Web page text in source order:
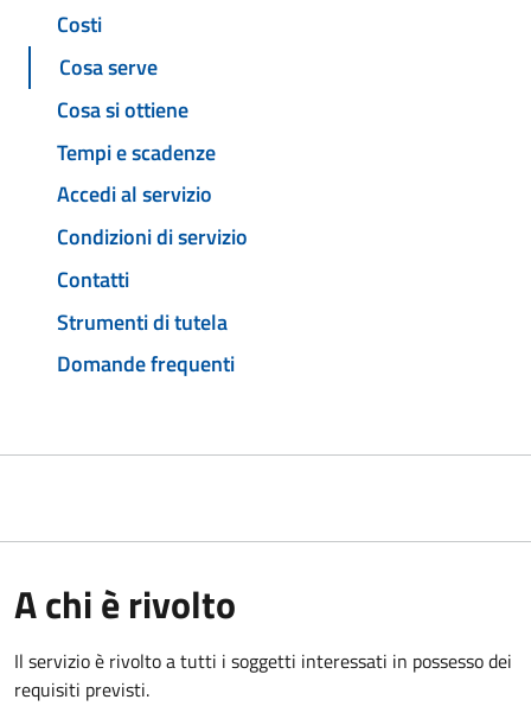
Costi
Cosa serve
Cosa si ottiene
Tempi e scadenze
Accedi al servizio
Condizioni di servizio
Contatti
Strumenti di tutela
Domande frequenti
A chi è rivolto
Il servizio è rivolto a tutti i soggetti interessati in possesso dei
requisiti previsti.